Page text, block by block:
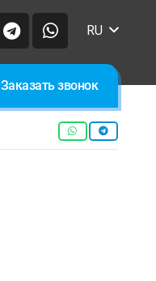
RU
Заказать звонок